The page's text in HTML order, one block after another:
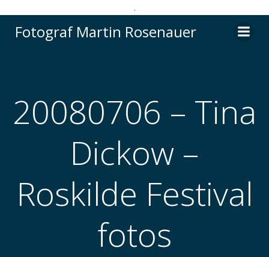
.
til
Fotograf Martin Rosenauer
20080706 – Tina
Dickow –
Roskilde Festival
fotos